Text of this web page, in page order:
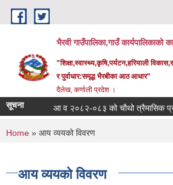
Skip to main content
भैरवी गाउँपालिका,गाउँ कार्यपालिकाको
"शिक्षा,स्वास्थ्य,कृषि,पर्यटन,हरियाली
र पुर्वाधार:समृद्ध भैरबीका आठ आधार"
दैलेख, कर्णाली प्रदेश ।
सूचना आ व २०८२-०८३ को चौथो त्रैमासिक
You are here
Home » आय व्ययको विवरण
आय व्ययको विवरण